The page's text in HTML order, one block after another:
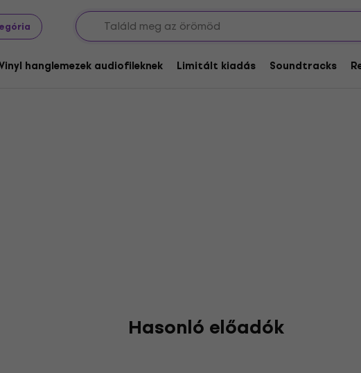
hanglemezek audiofileknek Limitált kiadás Soundtracks
Rivera
Hasonló előadók